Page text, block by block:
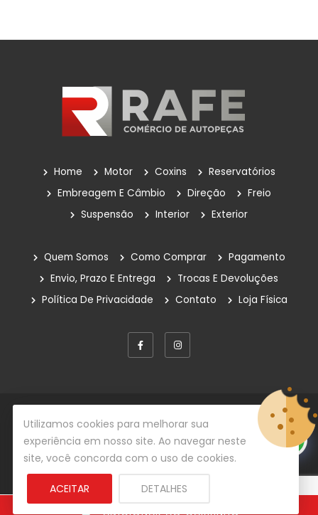
ADICIONAR AO CARRINHO
Home Motor Coxins
Reservatórios
Embreagem E Câmbio
Direção
Freio
Suspensão
Interior Exterior
Quem Somos Como Comprar
Pagamento
Envio, Prazo E Entrega
Trocas E Devoluções
Política De Privacidade
Contato Loja Física
© Copyright 2026Rafe Auto PeçasTodos os direitos
reservados.
Desenvolvido por Centrada Comunicação
Utilizamos cookies para melhorar sua
experiência em nosso site. Ao navegar neste
site, você concorda com o uso de cookies.
ACEITAR DETALHES